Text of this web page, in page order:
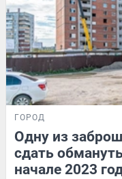
ГОРОД
Одну из
сдать
начале 2023